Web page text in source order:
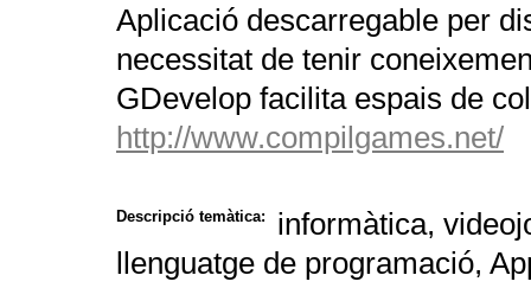
Aplicació descarregable per
necessitat de tenir
GDevelop facilita espais de
http://www.compilgames.net/
Descripció temàtica:
informàtica,
llenguatge de programació,